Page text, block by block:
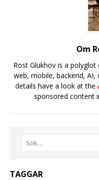
Om
Rost Glukhov is a
web, mobile, backend,
details have a look at the
sponsored content
TAGGAR